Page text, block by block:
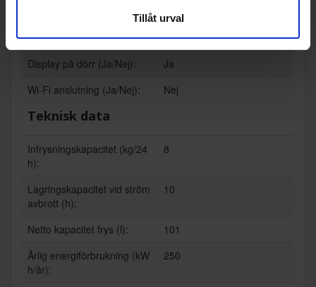
Tillåt urval
Självavfrostande frys (ja/ne
j):
Ja
Display på dörr (Ja/Nej):
Ja
Wi-Fi anslutning (Ja/Nej):
Nej
Teknisk data
Infrysningskapacitet (kg/24
h):
8
Lagringskapacitet vid ström
avbrott (h):
10
Netto kapacitet frys (l):
101
Årlig energiförbrukning (kW
h/år):
250